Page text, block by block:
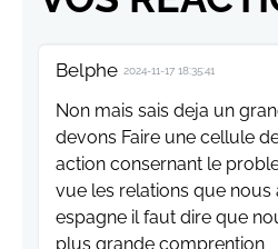
Belphe 2024-11-17 18:35:41
Non mais sais deja un
devons Faire une cellule
action consernant le
vue les relations que nous
espagne il faut dire que
plus grande comprention